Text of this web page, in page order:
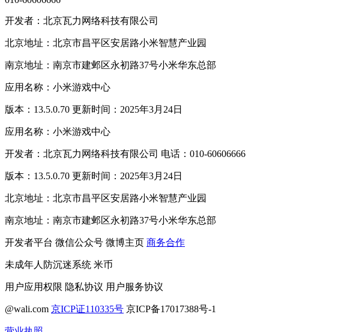
开发者：北京瓦力网络科技有限公司
北京地址：北京市昌平区安居路小米智慧产业园
南京地址：南京市建邺区永初路37号小米华东总部
应用名称：小米游戏中心
版本：13.5.0.70 更新时间：2025年3月24日
应用名称：小米游戏中心
开发者：北京瓦力网络科技有限公司 电话：010-60606666
版本：13.5.0.70 更新时间：2025年3月24日
北京地址：北京市昌平区安居路小米智慧产业园
南京地址：南京市建邺区永初路37号小米华东总部
开发者平台 微信公众号 微博主页 商务合作
未成年人防沉迷系统 米币
用户应用权限 隐私协议 用户服务协议
@wali.com 京ICP证110335号 京ICP备17017388号-1